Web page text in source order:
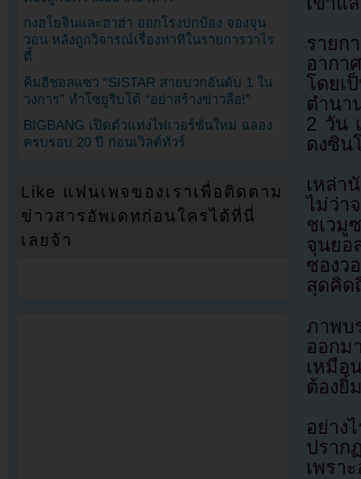
ราย
อากา
โดยเ
ตำนา
2 วัน
ดงซิน
เหล่า
ไม่ว่า
ชเวมู
จุนยอ
ซองว
สุดคิด
ภาพบ
ออกม
เหมื
ต้องยิ้
อย่าง
ปราก
เพรา
กงฮโยจินและฮาฮ่า ออกโรงปกป้อง จองจุน
วอน หลังถูกวิจารณ์เรื่องท่าทีในรายการวาไร
ตี้
คิมฮีชอลแซว “SISTAR สายบวกอันดับ 1 ใน
วงการ” ทำโซยูรีบโต้ “อย่าสร้างข่าวลือ!”
BIGBANG เปิดตัวแท่งไฟเวอร์ชั่นใหม่ ฉลอง
ครบรอบ 20 ปี ก่อนเวิลด์ทัวร์
Like แฟนเพจของเราเพื่อติดตาม
ข่าวสารอัพเดทก่อนใครได้ที่นี่
เลยจ้า